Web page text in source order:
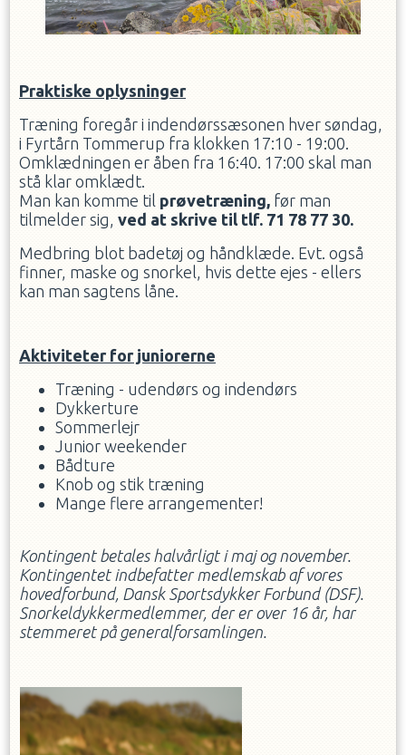
Praktiske oplysninger
Træning foregår i indendørssæsonen hver søndag,
i Fyrtårn Tommerup fra klokken 17:10 - 19:00.
Omklædningen er åben fra 16:40. 17:00 skal man
stå klar omklædt.
Man kan komme til prøvetræning, før man
tilmelder sig, ved at skrive til tlf. 71 78 77 30.
Medbring blot badetøj og håndklæde. Evt. også
finner, maske og snorkel, hvis dette ejes - ellers
kan man sagtens låne.
Aktiviteter for juniorerne
Træning - udendørs og indendørs
Dykkerture
Sommerlejr
Junior weekender
Bådture
Knob og stik træning
Mange flere arrangementer!
Kontingent betales halvårligt i maj og november.
Kontingentet indbefatter medlemskab af vores
hovedforbund, Dansk Sportsdykker Forbund (DSF).
Snorkeldykkermedlemmer, der er over 16 år, har
stemmeret på generalforsamlingen.